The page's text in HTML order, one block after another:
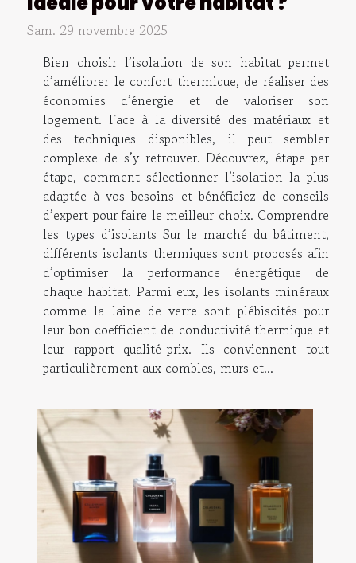
Sam. 29 novembre 2025
Bien choisir l’isolation de son habitat permet
d’améliorer le confort thermique, de réaliser des
économies d’énergie et de valoriser son
logement. Face à la diversité des matériaux et
des techniques disponibles, il peut sembler
complexe de s’y retrouver. Découvrez, étape par
étape, comment sélectionner l’isolation la plus
adaptée à vos besoins et bénéficiez de conseils
d’expert pour faire le meilleur choix. Comprendre
les types d’isolants Sur le marché du bâtiment,
différents isolants thermiques sont proposés afin
d’optimiser la performance énergétique de
chaque habitat. Parmi eux, les isolants minéraux
comme la laine de verre sont plébiscités pour
leur bon coefficient de conductivité thermique et
leur rapport qualité-prix. Ils conviennent tout
particulièrement aux combles, murs et...